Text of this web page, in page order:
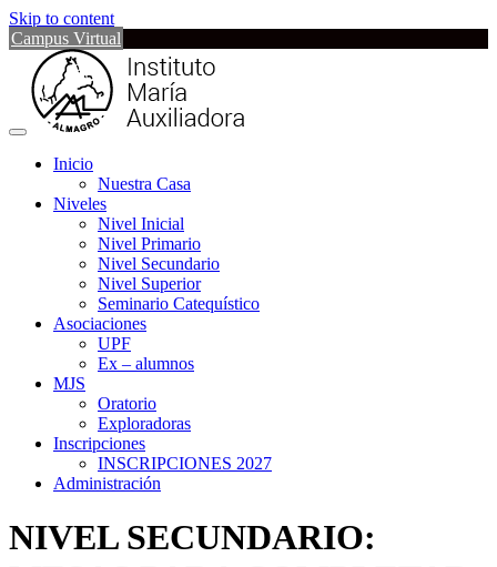
Skip to content
Campus Virtual
Inicio
Nuestra Casa
Niveles
Nivel Inicial
Nivel Primario
Nivel Secundario
Nivel Superior
Seminario Catequístico
Asociaciones
UPF
Ex – alumnos
MJS
Oratorio
Exploradoras
Inscripciones
INSCRIPCIONES 2027
Administración
NIVEL SECUNDARIO: